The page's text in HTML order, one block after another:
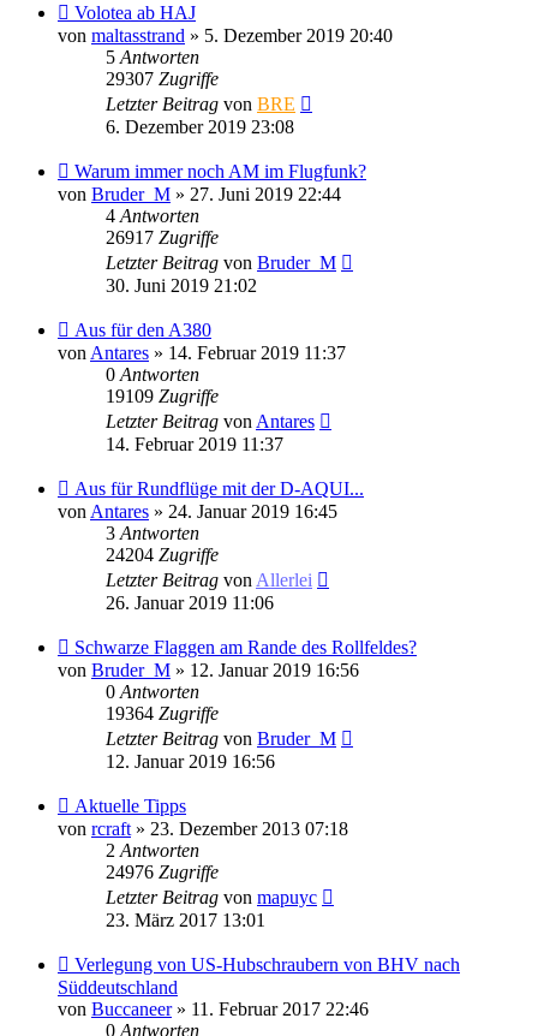
Volotea ab HAJ
von maltasstrand » 5. Dezember 2019 20:40
5 Antworten
29307 Zugriffe
Letzter Beitrag von BRE
6. Dezember 2019 23:08
Warum immer noch AM im Flugfunk?
von Bruder_M » 27. Juni 2019 22:44
4 Antworten
26917 Zugriffe
Letzter Beitrag von Bruder_M
30. Juni 2019 21:02
Aus für den A380
von Antares » 14. Februar 2019 11:37
0 Antworten
19109 Zugriffe
Letzter Beitrag von Antares
14. Februar 2019 11:37
Aus für Rundflüge mit der D-AQUI...
von Antares » 24. Januar 2019 16:45
3 Antworten
24204 Zugriffe
Letzter Beitrag von Allerlei
26. Januar 2019 11:06
Schwarze Flaggen am Rande des Rollfeldes?
von Bruder_M » 12. Januar 2019 16:56
0 Antworten
19364 Zugriffe
Letzter Beitrag von Bruder_M
12. Januar 2019 16:56
Aktuelle Tipps
von rcraft » 23. Dezember 2013 07:18
2 Antworten
24976 Zugriffe
Letzter Beitrag von mapuyc
23. März 2017 13:01
Verlegung von US-Hubschraubern von BHV nach
Süddeutschland
von Buccaneer» 11. Februar 2017 22:46
0 Antworten